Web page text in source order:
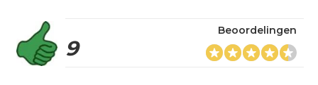
9
Beoordelingen